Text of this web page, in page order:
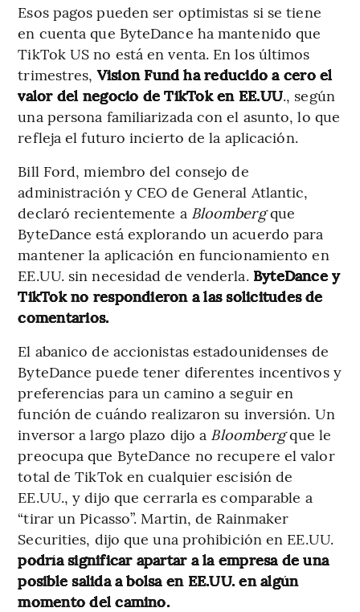
Esos pagos pueden ser optimistas si se tiene
en cuenta que ByteDance ha mantenido que
TikTok US no está en venta. En los últimos
trimestres,Vision Fund ha reducido a cero el
valor del negocio de TikTok en EE.UU., según
una persona familiarizada con el asunto, lo que
refleja el futuro incierto de la aplicación.
Bill Ford, miembro del consejo de
administración y CEO de General Atlantic,
declaró recientemente a Bloombergque
ByteDance está explorando un acuerdo para
mantener la aplicación en funcionamiento en
EE.UU. sin necesidad de venderla. ByteDance y
TikTok no respondieron a las solicitudes de
comentarios.
El abanico de accionistas estadounidenses de
ByteDance puede tener diferentes incentivos y
preferencias para un camino a seguir en
función de cuándo realizaron su inversión. Un
inversor a largo plazo dijo a Bloombergque le
preocupa que ByteDance no recupere el valor
total de TikTok en cualquier escisión de
EE.UU., y dijo que cerrarla es comparable a
“tirar un Picasso”. Martin, de Rainmaker
Securities, dijo que una prohibición en EE.UU.
podría significar apartar a la empresa de una
posible salida a bolsa en EE.UU. en algún
momento del camino.